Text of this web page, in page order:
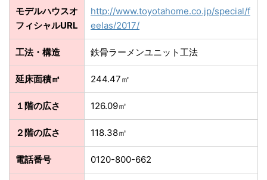
モデルハウスオ
フィシャルURL
http://www.toyotahome.co.jp/special/f
eelas/2017/
工法・構造 鉄骨ラーメンユニット工法
延床面積㎡ 244.47㎡
１階の広さ 126.09㎡
２階の広さ 118.38㎡
電話番号 0120-800-662